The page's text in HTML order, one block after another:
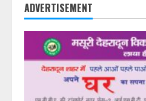
ADVERTISEMENT